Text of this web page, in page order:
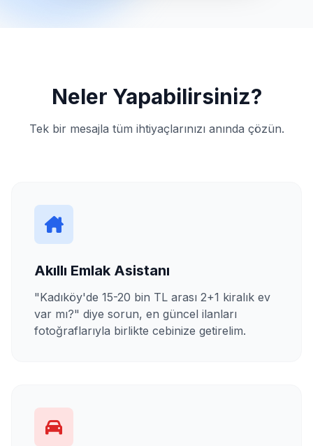
Neler Yapabilirsiniz?
Tek bir mesajla tüm ihtiyaçlarınızı anında çözün.
Akıllı Emlak Asistanı
"Kadıköy'de 15-20 bin TL arası 2+1 kiralık ev
var mı?" diye sorun, en güncel ilanları
fotoğraflarıyla birlikte cebinize getirelim.